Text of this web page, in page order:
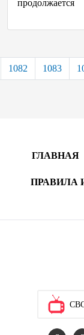
продолжается
1082 1083
ГЛАВНАЯ
ПРАВИЛА